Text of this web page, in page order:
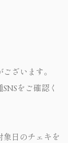
ざいます。
をご確認く
日のチェキを